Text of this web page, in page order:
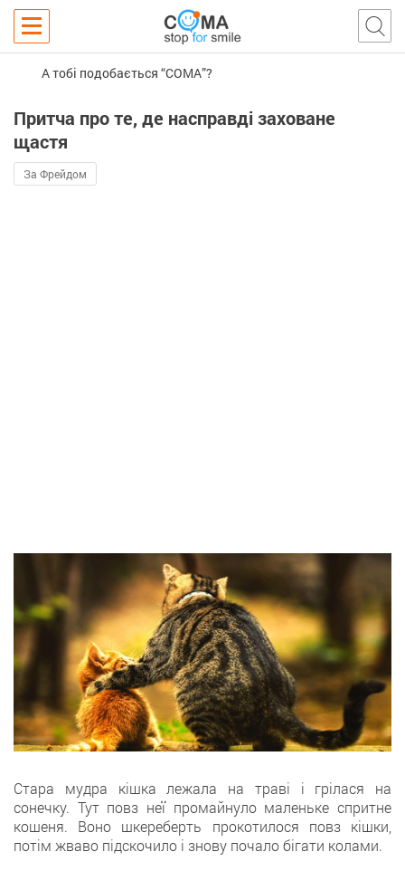
А тобі подобається “COMA”?
Притча про те, де насправді заховане
щастя
За Фрейдом
Стара мудра кішка лежала на траві і грілася на
сонечку. Тут повз неї промайнуло маленьке спритне
кошеня. Воно шкереберть прокотилося повз кішки,
потім жваво підскочило і знову почало бігати колами.